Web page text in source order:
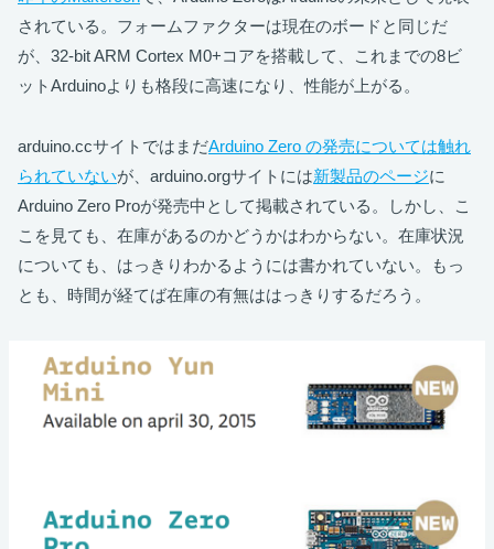
されている。フォームファクターは現在のボードと同じだ
が、32-bit ARM Cortex M0+コアを搭載して、これまでの8ビ
ットArduinoよりも格段に高速になり、性能が上がる。
arduino.ccサイトではまだArduino Zero の発売については触れ
られていないが、arduino.orgサイトには新製品のページに
Arduino Zero Proが発売中として掲載されている。しかし、こ
こを見ても、在庫があるのかどうかはわからない。在庫状況
についても、はっきりわかるようには書かれていない。もっ
とも、時間が経てば在庫の有無ははっきりするだろう。